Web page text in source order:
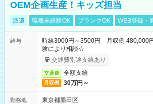
OEM企画生産！キッズ担当
派遣 職種未経験OK ブランクOK WEB登録・
給与
時給3000円～3500円 月収例
験により相談☆
交通費別途支給あり
交通費 全額支給
月収例 30万円～
勤務地
東京都墨田区